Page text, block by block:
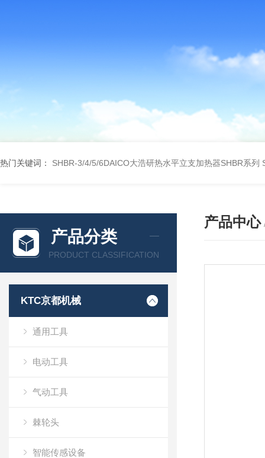
热门关键词： SHBR-3/4/5/6DAICO大浩研热水平立支加热器SHBR系列
产品分类
PRODUCT CLASSIFICATION
KTC京都机械
通用工具
电动工具
气动工具
棘轮头
智能传感设备
产品中心